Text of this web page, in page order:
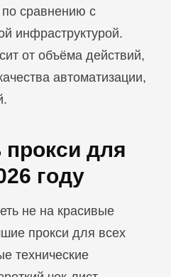
сравнению с
инфраструктурой.
от объёма действий,
автоматизации,
для
году
не на красивые
прокси для всех
технические